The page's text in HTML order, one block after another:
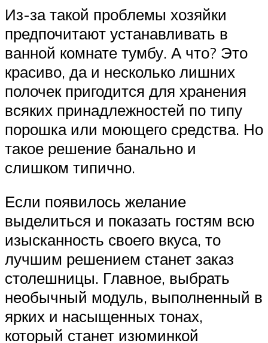
Из-за такой проблемы хозяйки
предпочитают устанавливать в
ванной комнате тумбу. А что? Это
красиво, да и несколько лишних
полочек пригодится для хранения
всяких принадлежностей по типу
порошка или моющего средства. Но
такое решение банально и
слишком типично.
Если появилось желание
выделиться и показать гостям всю
изысканность своего вкуса, то
лучшим решением станет заказ
столешницы. Главное, выбрать
необычный модуль, выполненный в
ярких и насыщенных тонах,
который станет изюминкой